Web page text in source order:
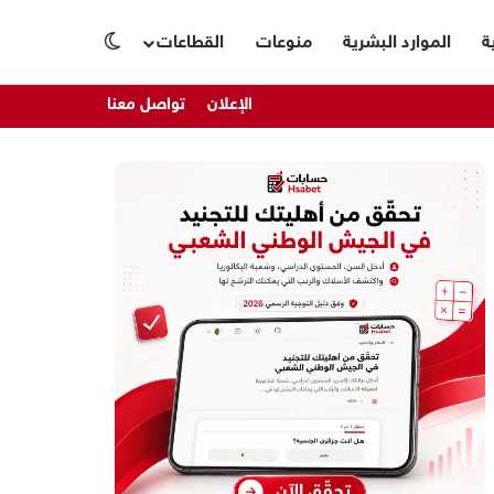
الموارد البشرية منوعات القطاعات
الإعلان تواصل معنا